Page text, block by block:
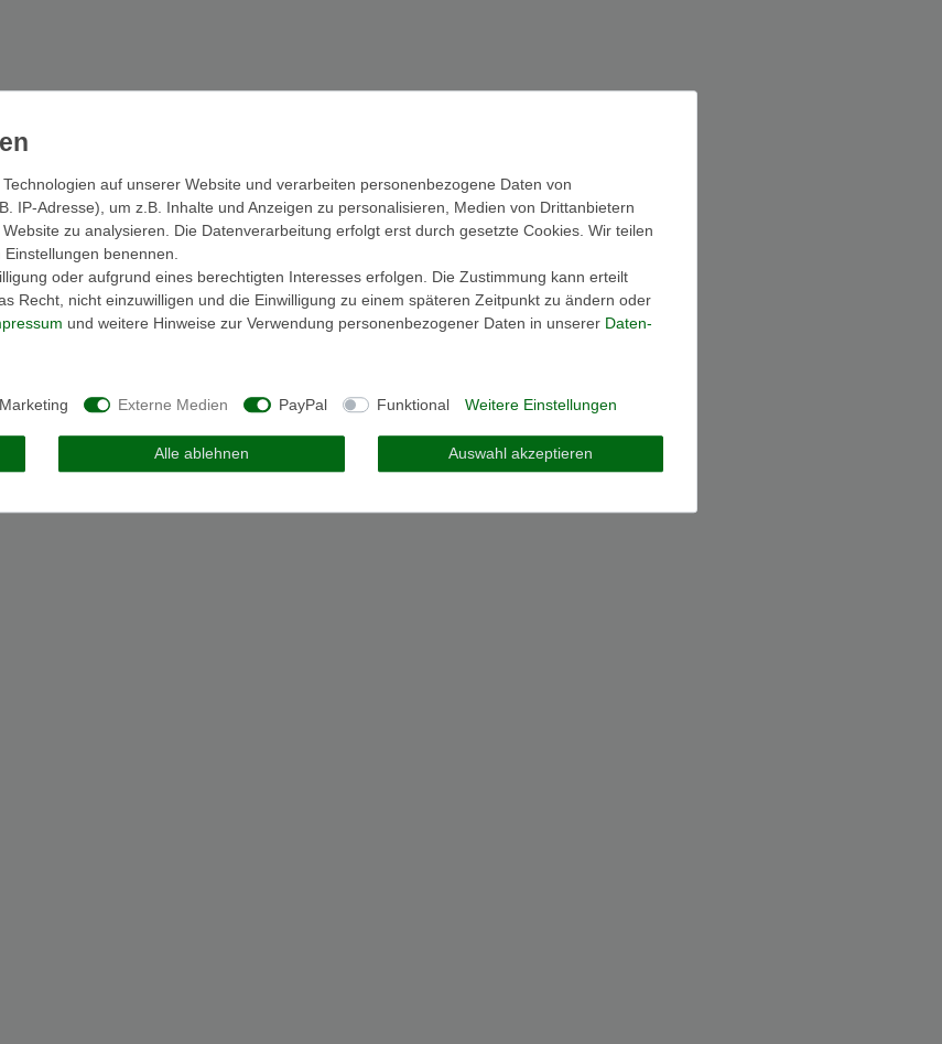
auf unserer Website und verarbeiten personenbezogene Daten von
IP-Adresse), um z.B. Inhalte und Anzeigen zu personalisieren, Medien von Drittanbietern
zu analysieren. Die Datenverarbeitung erfolgt erst durch gesetzte Cookies. Wir teilen
benennen.
oder aufgrund eines berechtigten Interesses erfolgen. Die Zustimmung kann erteilt
Recht, nicht einzuwilligen und die Einwilligung zu einem späteren Zeitpunkt zu ändern oder
und weitere Hinweise zur Verwendung personenbezogener Daten in unserer Daten­
Marketing Externe Medien PayPal Funktional Weitere Einstellungen
Alle ablehnen Auswahl akzeptieren